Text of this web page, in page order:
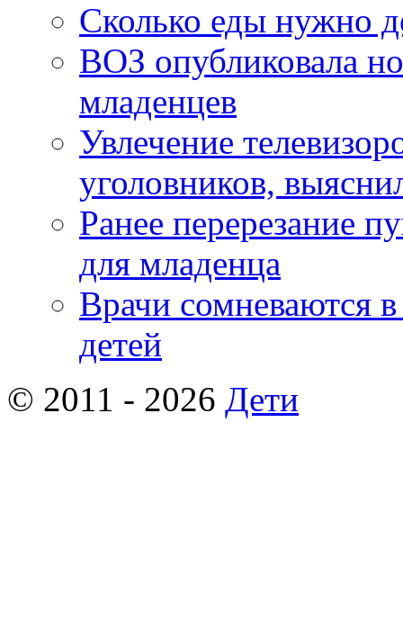
Сколько еды нужно
ВОЗ опубликовала
младенцев
Увлечение
уголовников,
Ранее перерезание
для младенца
Врачи сомневаются
детей
© 2011 - 2026 Дети